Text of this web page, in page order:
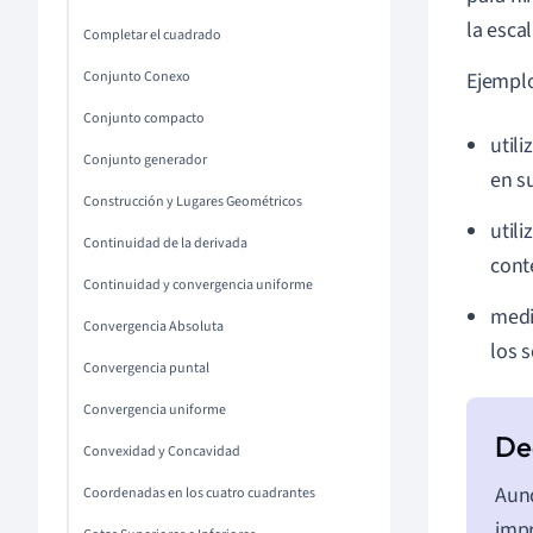
Completar el cuadrado
Conjunto Conexo
Conjunto compacto
Conjunto generador
Construcción y Lugares Geométricos
Continuidad de la derivada
Continuidad y convergencia uniforme
Convergencia Absoluta
Convergencia puntal
Convergencia uniforme
Convexidad y Concavidad
Coordenadas en los cuatro cuadrantes
la
en
los